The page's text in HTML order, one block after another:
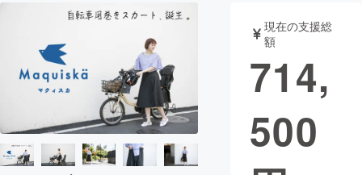
テクノロジー・ガジェット
映像・映画 書籍・雑誌
ビジネス・起業 チャレンジ
まちづくり・地域活性化
現在の支援総
額
714,
500